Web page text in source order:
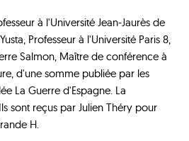
à l'Université Jean-Jaurès de
Professeur à l'Université Paris 8,
Salmon, Maître de conférence à
d'une somme publiée par les
La Guerre d'Espagne. La
sont reçus par Julien Théry pour
H.